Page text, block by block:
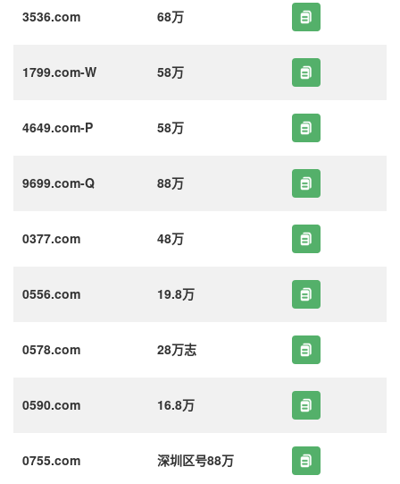
3536.com 68万
1799.com-W 58万
4649.com-P 58万
9699.com-Q 88万
0377.com 48万
0556.com 19.8万
0578.com 28万志
0590.com 16.8万
0755.com 深圳区号88万